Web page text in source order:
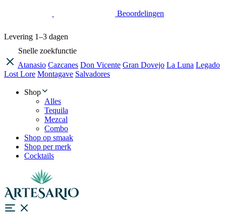
Beoordelingen
Levering 1–3 dagen
Snelle zoekfunctie
Atanasio Cazcanes Don Vicente Gran Dovejo La Luna Legado
Lost Lore Montagave Salvadores
Shop
Alles
Tequila
Mezcal
Combo
Shop op smaak
Shop per merk
Cocktails